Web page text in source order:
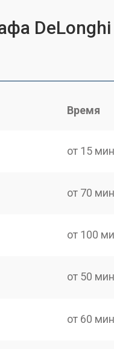
DeLonghi
Время
от 15 мин
от 70 мин
от 100
от 50 мин
от 60 мин